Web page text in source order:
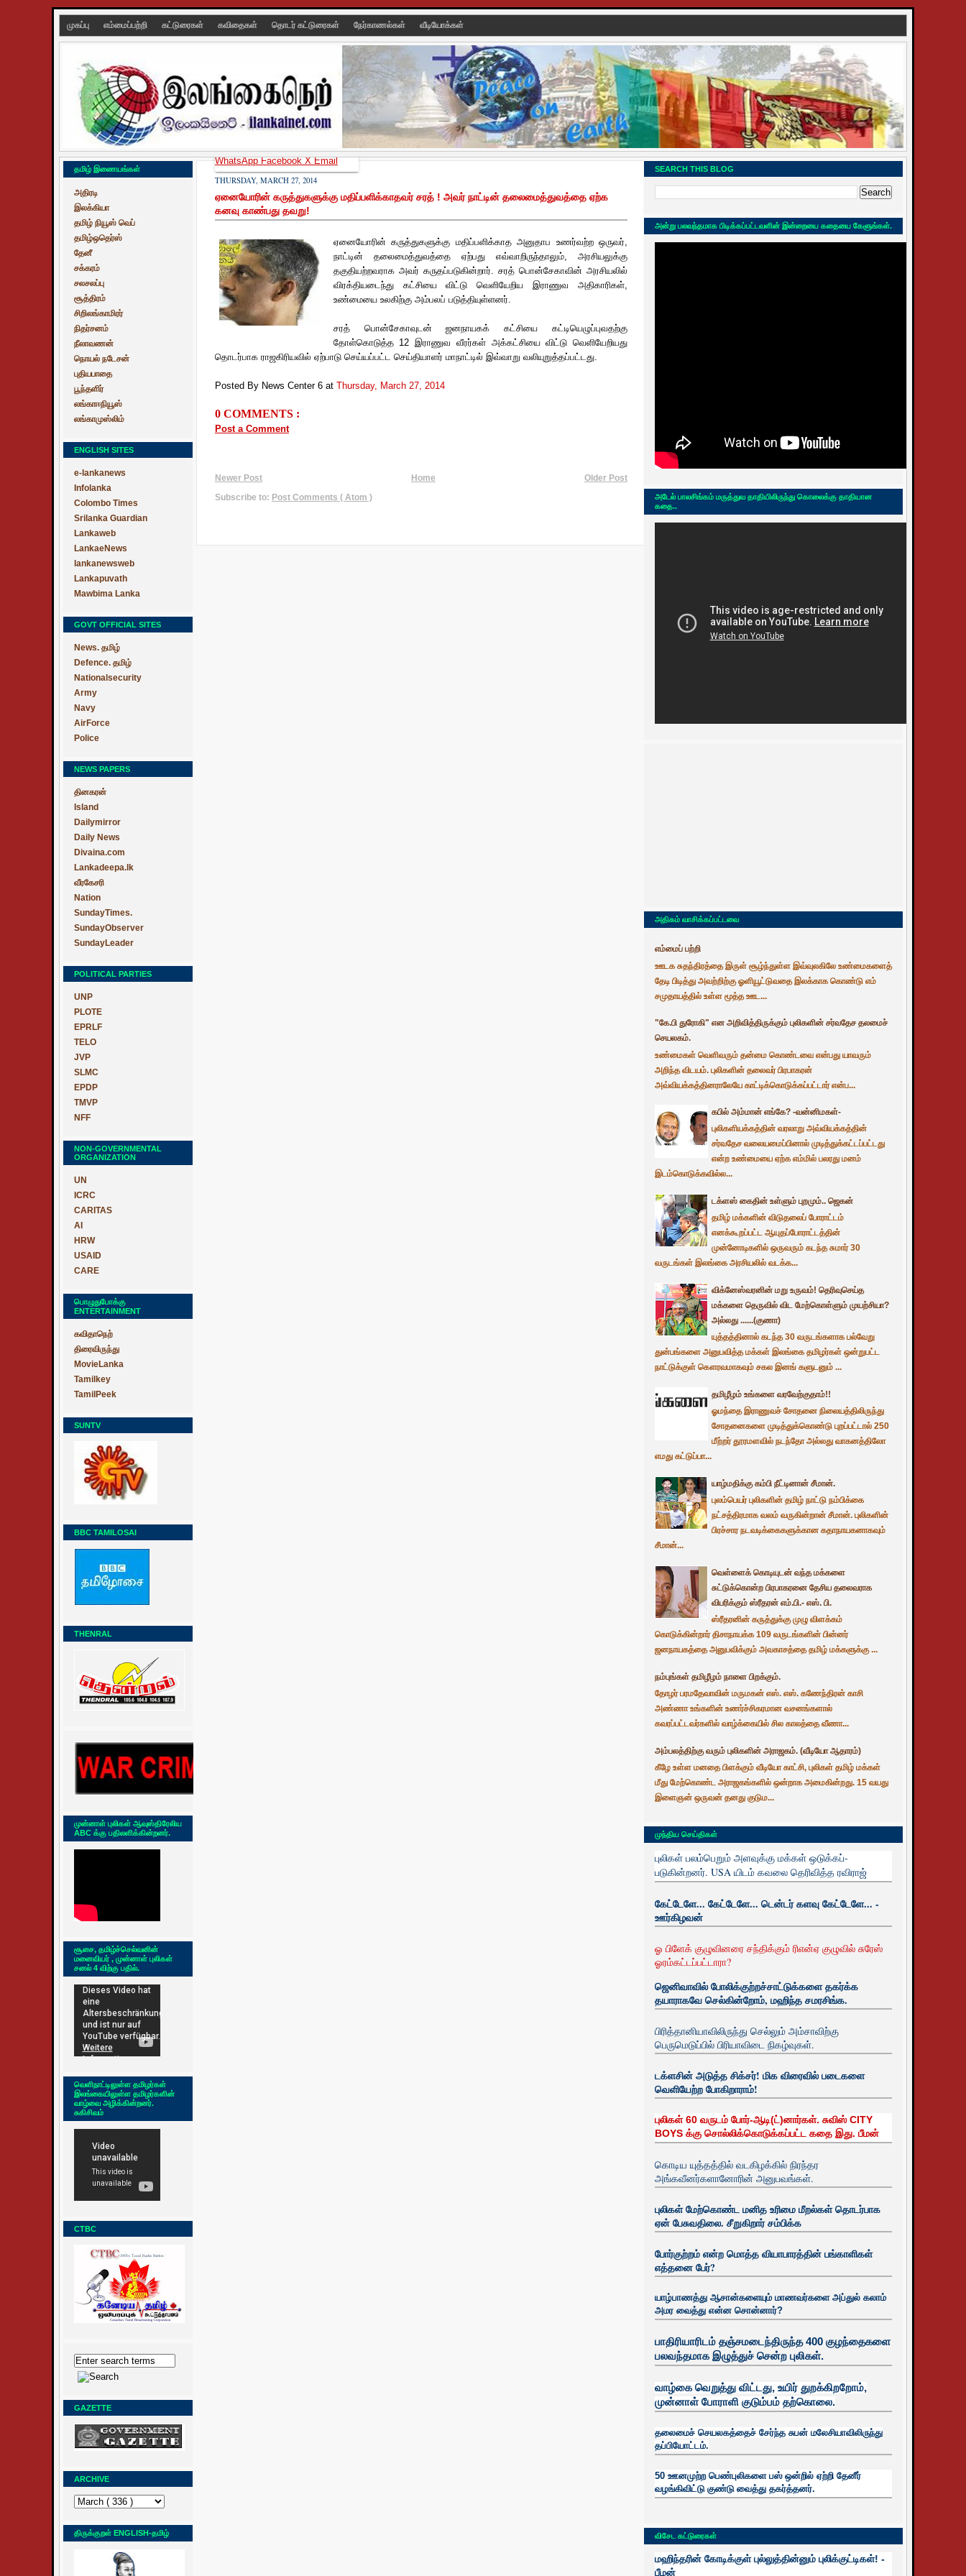
முகப்பு எம்மைப்பற்றி கட்டுரைகள் கவிதைகள் தொடர் கட்டுரைகள் நேர்காணல்கள் வீடியோக்கள்
தமிழ் இணையங்கள்
அதிரடி
இலக்கியா
தமிழ் நியூஸ் வெப்
தமிழ்ஒதெர்ஸ்
தேனீ
சக்கரம்
சலசலப்பு
சூத்திரம்
சிறிலங்காமிரர்
நிதர்சனம்
நீலாவணன்
நொயல் நடேசன்
புதியபாதை
பூந்தளிர்
லங்காஈநியூஸ்
லங்காமுஸ்லிம்
ENGLISH SITES
e-lankanews
Infolanka
Colombo Times
Srilanka Guardian
Lankaweb
LankaeNews
lankanewsweb
Lankapuvath
Mawbima Lanka
GOVT OFFICIAL SITES
News. தமிழ்
Defence. தமிழ்
Nationalsecurity
Army
Navy
AirForce
Police
NEWS PAPERS
தினகரன்
Island
Dailymirror
Daily News
Divaina.com
Lankadeepa.lk
வீரகேசரி
Nation
SundayTimes.
SundayObserver
SundayLeader
POLITICAL PARTIES
UNP
PLOTE
EPRLF
TELO
JVP
SLMC
EPDP
TMVP
NFF
NON-GOVERNMENTAL
ORGANIZATION
UN
ICRC
CARITAS
AI
HRW
USAID
CARE
பொழுதுபோக்கு
ENTERTAINMENT
கவிதாநெற்
திரைவிருந்து
MovieLanka
Tamilkey
TamilPeek
SUNTV
BBC TAMILOSAI
THENRAL
முன்னாள் புலிகள் ஆவுஸ்திரேலிய
ABC க்கு பதிலளிக்கின்றனர்.
சூசை, தமிழ்ச்செல்வனின்
மனைவியர் , முன்னாள் புலிகள்
சனல் 4 விற்கு பதில்.
வெளிநாட்டிலுள்ள தமிழர்கள்
இலங்கையிலுள்ள தமிழர்களின்
வாழ்வை அழிக்கின்றனர்.
சுகிசிவம்
CTBC
GAZETTE
ARCHIVE
திருக்குறள் ENGLISH-தமிழ்
THURSDAY, MARCH 27, 2014
ஏனையோரின் கருத்துகளுக்கு மதிப்பளிக்காதவர் சரத் ! அவர் நாட்டின் தலைமைத்துவத்தை ஏற்க
கனவு காண்பது தவறு!
ஏனையோரின் கருத்துகளுக்கு மதிப்பளிக்காத அனுதாப உணர்வற்ற ஒருவர்,
நாட்டின் தலைமைத்துவத்தை ஏற்பது எவ்வாறிருந்தாலும், அரசியலுக்கு
தகுதியற்றவராக அவர் கருதப்படுகின்றார். சரத் பொன்சேகாவின் அரசியலில்
விரக்தியடைந்து கட்சியை விட்டு வெளியேறிய இராணுவ அதிகாரிகள்,
உண்மையை உலகிற்கு அம்பலப் படுத்தியுள்ளனர்.
சரத் பொன்சேகாவுடன் ஜனநாயகக் கட்சியை கட்டியெழுப்புவதற்கு
தோள்கொடுத்த 12 இராணுவ வீரர்கள் அக்கட்சியை விட்டு வெளியேறியது
தொடர்பாக ராஜகிரியவில் ஏற்பாடு செய்யப்பட்ட செய்தியாளர் மாநாட்டில் இவ்வாறு வலியுறுத்தப்பட்டது.
Posted By News Center 6 at Thursday, March 27, 2014
0 COMMENTS :
Post a Comment
Newer Post Older Post
Home
Subscribe to: Post Comments ( Atom )
WhatsAppFacebookXEmail
SEARCH THIS BLOG
அன்று பலவந்தமாக பிடிக்கப்பட்டவளின் இன்றையை கதையை கேளுங்கள்.
அடேல் பாலசிங்கம் மருத்துவ தாதியிலிருந்து கொலைக்கு தாதியான
கதை..
அதிகம் வாசிக்கப்பட்டவை
எம்மைப் பற்றி
ஊடக சுதந்திரத்தை இருள் சூழ்ந்துள்ள இவ்வுலகிலே உண்மைகளைத்
தேடி பிடித்து அவற்றிற்கு ஓளியூட்டுவதை இலக்காக கொண்டு எம்
சமுதாயத்தில் உள்ள மூத்த ஊட...
"கே.பி துரோகி" என அறிவித்திருக்கும் புலிகளின் சர்வதேச தலமைச்
செயலகம்.
உண்மைகள் வெளிவரும் தன்மை கொண்டவை என்பது யாவரும்
அறிந்த விடயம். புலிகளின் தலைவர் பிரபாகரன்
அவ்வியக்கத்தினராலேயே காட்டிக்கொடுக்கப்பட்டார் என்ப...
கபில் அம்மான் எங்கே? -வன்னிமகள்-
புலிகளியக்கத்தின் வரலாறு அவ்வியக்கத்தின்
சர்வதேச வலையமைப்பினால் முடித்துக்கட்டப்பட்டது
என்ற உண்மையை ஏற்க எம்மில் பலரது மனம்
இடம்கொடுக்கவில்ல...
டக்ளஸ் கைதின் உள்ளும் புறமும்.. ஜெகன்
தமிழ் மக்களின் விடுதலைப் போராட்டம்
எனக்கூறப்பட்ட ஆயுதப்போராட்டத்தின்
முன்னோடிகளில் ஒருவரும் கடந்த சுமார் 30
வருடங்கள் இலங்கை அரசியலில் வடக்க...
விக்னேஸ்வரனின் மறு உருவம்! தெரிவுசெய்த
மக்களை தெருவில் விட மேற்கொள்ளும் முயற்சியா?
அல்லது ......(குணா)
யுத்தத்தினால் கடந்த 30 வருடங்களாக பல்வேறு
துன்பங்களை அனுபவித்த மக்கள் இலங்கை தமிழர்கள் ஒன்றுபட்ட
நாட்டுக்குள் கௌரவமாகவும் சகல இனங் களுடனும் ...
தமிழீழம் உங்களை வரவேற்குதாம்!!
ஓமந்தை இராணுவச் சோதனை நிலையத்திலிருந்து
சோதனைகளை முடித்துக்கொண்டு புறப்பட்டால் 250
மீற்றர் தூரமளவில் நடந்தோ அல்லது வாகனத்திலோ
எமது கட்டுப்பா...
யாழ்மதிக்கு கம்பி நீட்டினான் சீமான்.
புலம்பெயர் புலிகளின் தமிழ் நாட்டு நம்பிக்கை
நட்சத்திரமாக வலம் வருகின்றான் சீமான். புலிகளின்
பிரச்சார நடவடிக்கைகளுக்கான கதாநாயகனாகவும்
சீமான்...
வெள்ளைக் கொடியுடன் வந்த மக்களை
சுட்டுக்கொன்ற பிரபாகரனை தேசிய தலைவராக
விபரிக்கும் ஸ்ரீதரன் எம்.பி.- எஸ். பி.
ஸ்ரீதரனின் கருத்துக்கு முழு விளக்கம்
கொடுக்கின்றார் திசாநாயக்க 109 வருடங்களின் பின்னர்
ஜனநாயகத்தை அனுபவிக்கும் அவகாசத்தை தமிழ் மக்களுக்கு ...
நம்புங்கள் தமிழீழம் நாளை பிறக்கும்.
தோழர் பரமதேவாவின் மருமகன் எஸ். எஸ். கணேந்திரன் காசி
அண்ணா உங்களின் உணர்ச்சிகரமான வசனங்களால்
கவரப்பட்டவர்களில் வாழ்க்கையில் சில காலத்தை வீணா...
அம்பலத்திற்கு வரும் புலிகளின் அராஜகம். (வீடியோ ஆதாரம்)
கீழே உள்ள மனதை பிளக்கும் வீடியோ காட்சி, புலிகள் தமிழ் மக்கள்
மீது மேற்கொண்ட அராஜகங்களில் ஒன்றாக அமைகின்றது. 15 வயது
இளைஞன் ஒருவன் தனது குடும...
முந்திய செய்திகள்
புலிகள் பலம்பெறும் அளவுக்கு மக்கள் ஒடுக்கப்-
படுகின்றனர். USA யிடம் கவலை தெரிவித்த ரவிராஜ்
கேட்டேளே... கேட்டேளே... டென்டர் களவு கேட்டேளே... -
ஊர்கிழவன்
ஓ பிளேக் குழுவினரை சந்திக்கும் ரிஎன்ஏ குழுவில் சுரேஸ்
ஓரம்கட்டப்பட்டாரா?
ஜெனிவாவில் போலிக்குற்றச்சாட்டுக்களை தகர்க்க
தயாராகவே செல்கின்றோம், மஹிந்த சமரசிங்க.
பிரித்தானியாவிலிருந்து செல்லும் அம்சாவிற்கு
பெருமெடுப்பில் பிரியாவிடை நிகழ்வுகள்.
டக்ளசின் அடுத்த சிக்சர்! மிக விரைவில் படைகளை
வெளியேற்ற போகிறாராம்!
புலிகள் 60 வருடம் போர்-ஆடி(ட்)னார்கள். சுவிஸ் CITY
BOYS க்கு சொல்லிக்கொடுக்கப்பட்ட கதை இது. பீமன்
கொடிய யுத்தத்தில் வடகிழக்கில் நிரந்தர
அங்கவீனர்களானோரின் அனுபவங்கள்.
புலிகள் மேற்கொண்ட மனித உரிமை மீறல்கள் தொடர்பாக
ஏன் பேசுவதிலை. சீறுகிறார் சம்பிக்க
போர்குற்றம் என்ற மொத்த வியாபாரத்தின் பங்காளிகள்
எத்தனை பேர்?
யாழ்பாணத்து ஆசான்களையும் மாணவர்களை அப்துல் கலாம்
அமர வைத்து என்ன சொன்னார்?
பாதிரியாரிடம் தஞ்சமடைந்திருந்த 400 குழந்தைகளை
பலவந்தமாக இழுத்துச் சென்ற புலிகள்.
வாழ்கை வெறுத்து விட்டது, உயிர் துறக்கிறறோம்,
முன்னாள் போராளி குடும்பம் தற்கொலை.
தலைமைச் செயலகத்தைச் சேர்ந்த சுபன் மலேசியாவிலிருந்து
தப்பியோட்டம்.
50 ஊனமுற்ற பெண்புலிகளை பஸ் ஒன்றில் ஏற்றி தேனீர்
வழங்கிவிட்டு குண்டு வைத்து தகர்த்தனர்.
விசேட கட்டுரைகள்
மஹிந்தரின் கோடிக்குள் புல்லுத்தின்னும் புலிக்குட்டிகள்! -
பீமன்